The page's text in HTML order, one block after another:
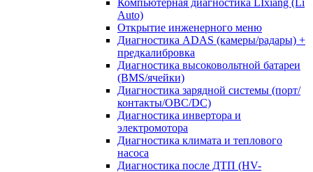
Компьютерная диагностика LIxiang (Li
Auto)
Открытие инженерного меню
Диагностика ADAS (камеры/радары) +
предкалибровка
Диагностика высоковольтной батареи
(BMS/ячейки)
Диагностика зарядной системы (порт/
контакты/OBC/DC)
Диагностика инвертора и
электромотора
Диагностика климата и теплового
насоса
Диагностика после ДТП (HV-